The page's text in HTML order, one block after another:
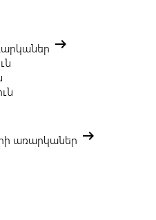
arrow_right_alt
առարկաներ arrow_right_alt